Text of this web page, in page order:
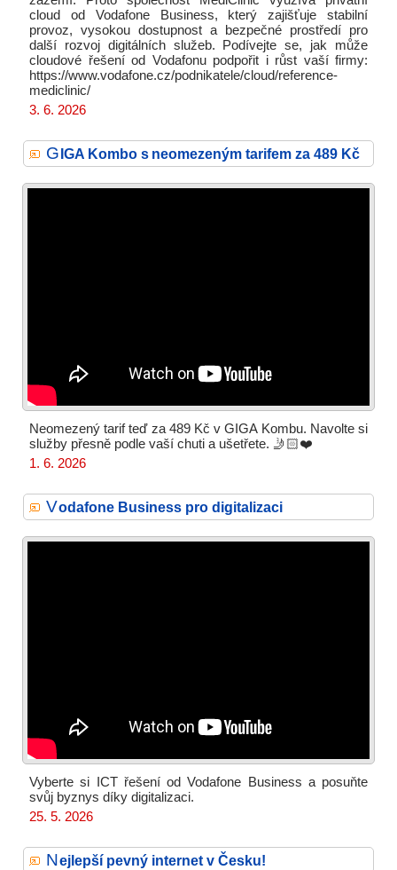
cloud od Vodafone Business, který zajišťuje stabilní
provoz, vysokou dostupnost a bezpečné prostředí pro
další rozvoj digitálních služeb. Podívejte se, jak může
cloudové řešení od Vodafonu podpořit i růst vaší firmy:
https://www.vodafone.cz/podnikatele/cloud/reference-
mediclinic/
3. 6. 2026
GIGA Kombo s neomezeným tarifem za 489 Kč
Neomezený tarif teď za 489 Kč v GIGA Kombu. Navolte si
služby přesně podle vaší chuti a ušetřete. 🤳🏻❤️
1. 6. 2026
Vodafone Business pro digitalizaci
Vyberte si ICT řešení od Vodafone Business a posuňte
svůj byznys díky digitalizaci.
25. 5. 2026
Nejlepší pevný internet v Česku!